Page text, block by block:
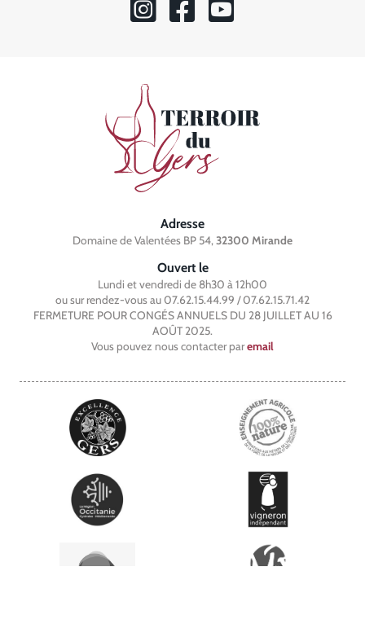
Adresse
Domaine de Valentées BP 54, 32300 Mirande
Ouvert le
Lundi et vendredi de 8h30 à 12h00
ou sur rendez-vous au 07.62.15.44.99 / 07.62.15.71.42
FERMETURE POUR CONGÉS ANNUELS DU 28 JUILLET AU 16
AOÛT 2025.
Vous pouvez nous contacter paremail